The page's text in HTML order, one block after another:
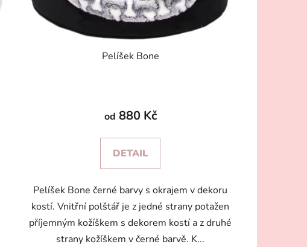
Pelíšek Bone
od 880 Kč
DETAIL
Pelíšek Bone černé barvy s okrajem v dekoru
kostí. Vnitřní polštář je z jedné strany potažen
příjemným kožíškem s dekorem kostí a z druhé
strany kožíškem v černé barvě. K...